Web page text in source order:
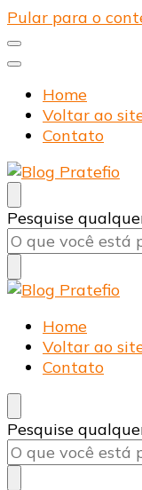
Pular para o
Home
Voltar ao
Contato
Blog Pratefio
Arames e Telas
Procurando
algo?
Pesquise
Blog Pratefio
Arames e Telas
Home
Voltar ao
Contato
Procurando
algo?
Pesquise